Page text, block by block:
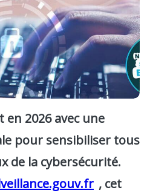
en 2026 avec une
pour sensibiliser tous
de la cybersécurité.
, cet